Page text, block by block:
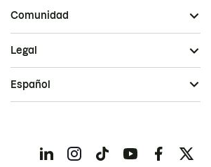
Comunidad
Legal
Español